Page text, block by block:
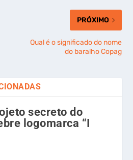
PRÓXIMO
Qual é o significado do nome
do baralho Copag
secreto do
logomarca “I